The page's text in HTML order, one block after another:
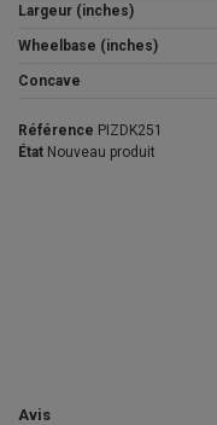
Largeur (inches)
Wheelbase (inches)
Concave
Référence PIZDK251
État Nouveau produit
Avis